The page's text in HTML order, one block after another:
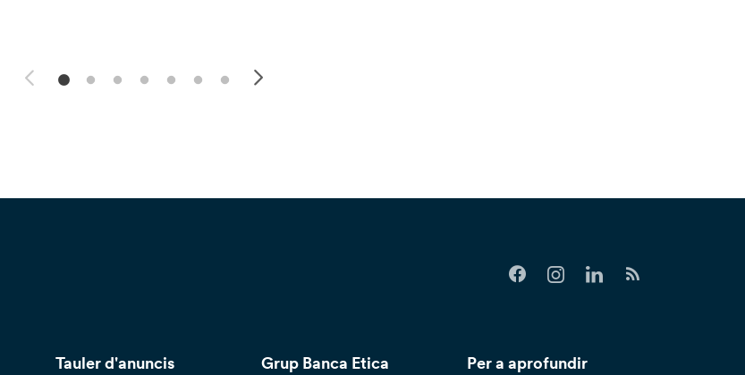
Tauler d'anuncis Grup Banca Etica Per a aprofundir